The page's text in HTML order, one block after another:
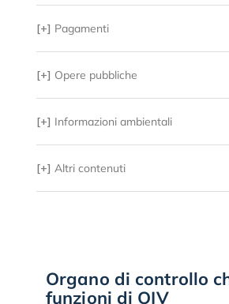
[+] Pagamenti
[+] Opere pubbliche
[+] Informazioni ambientali
[+] Altri contenuti
Organo di controllo
funzioni di OIV